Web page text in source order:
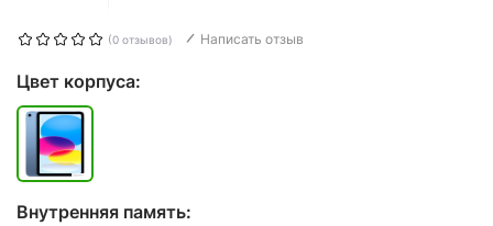
(0 отзывов) Написать отзыв
Цвет корпуса:
Внутренняя память: